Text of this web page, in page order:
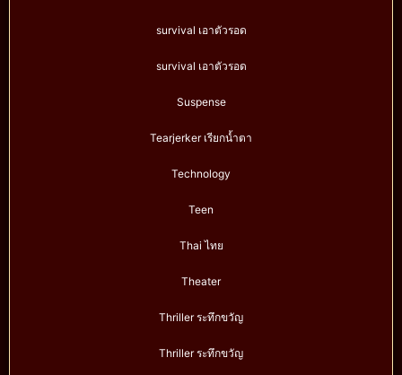
survival เอาตัวรอด
survival เอาตัวรอด
Suspense
Tearjerker เรียกน้ำตา
Technology
Teen
Thai ไทย
Theater
Thriller ระทึกขวัญ
Thriller ระทึกขวัญ